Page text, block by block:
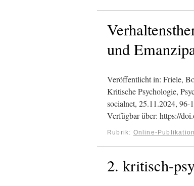
und
Veröffentlicht in: Friele,
Kritische Psychologie,
socialnet, 25.11.2024,
Verfügbar über: https://
Rubrik: Online-
2. kritisch-